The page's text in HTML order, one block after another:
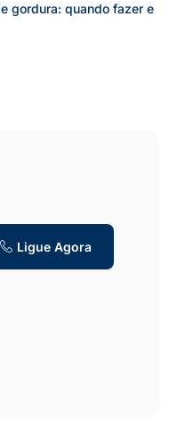
gordura: quando fazer e
Ligue Agora